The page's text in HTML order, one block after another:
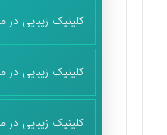
کلینیک زیبایی در
کلینیک زیبایی در
کلینیک زیبایی در